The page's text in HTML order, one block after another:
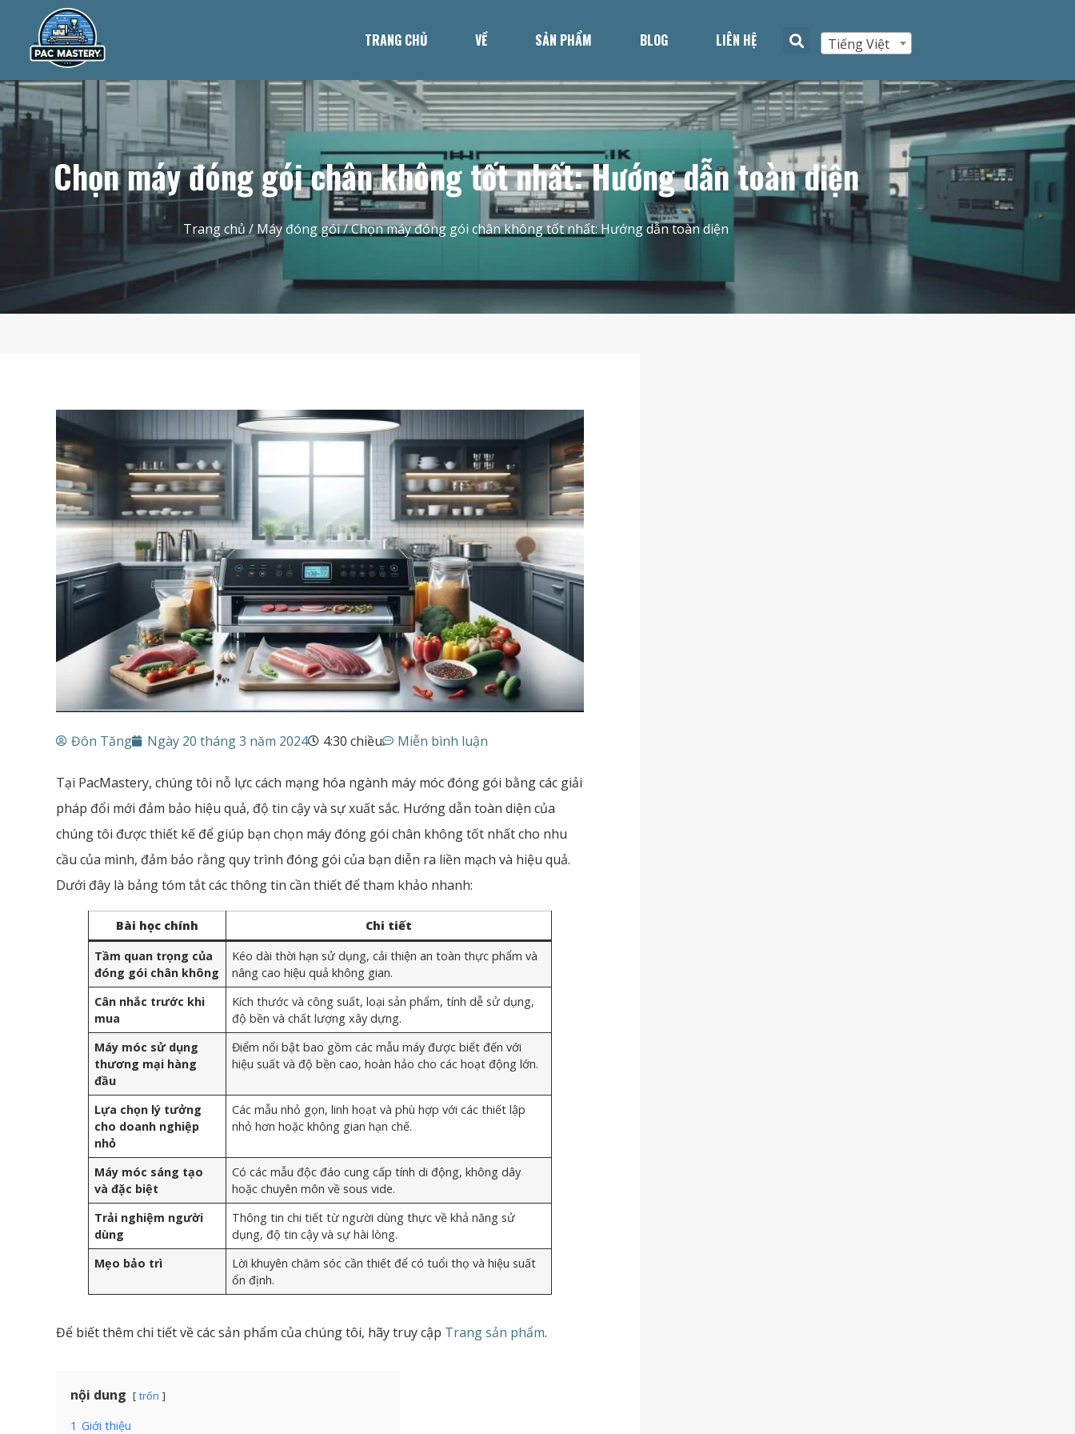
TRANG CHỦ VỀ SẢN PHẨM BLOG LIÊN HỆ Tiếng Việt
Chọn máy đóng gói chân không tốt nhất: Hướng dẫn toàn diện
Trang chủ / Máy đóng gói/ Chọn máy đóng gói chân không tốt nhất: Hướng dẫn toàn diện
Đôn Tăng Ngày 20 tháng 3 năm 2024 4:30 chiều Miễn bình luận
Tại PacMastery, chúng tôi nỗ lực cách mạng hóa ngành máy móc đóng gói bằng các giải
pháp đổi mới đảm bảo hiệu quả, độ tin cậy và sự xuất sắc. Hướng dẫn toàn diện của
chúng tôi được thiết kế để giúp bạn chọn máy đóng gói chân không tốt nhất cho nhu
cầu của mình, đảm bảo rằng quy trình đóng gói của bạn diễn ra liền mạch và hiệu quả.
Dưới đây là bảng tóm tắt các thông tin cần thiết để tham khảo nhanh:
Bài học chính
Chi tiết
Tầm quan trọng của
đóng gói chân không
Kéo dài thời hạn sử dụng, cải thiện an toàn thực phẩm và
nâng cao hiệu quả không gian.
Cân nhắc trước khi
mua
Kích thước và công suất, loại sản phẩm, tính dễ sử dụng,
độ bền và chất lượng xây dựng.
Máy móc sử dụng
thương mại hàng
đầu
Điểm nổi bật bao gồm các mẫu máy được biết đến với
hiệu suất và độ bền cao, hoàn hảo cho các hoạt động lớn.
Lựa chọn lý tưởng
cho doanh nghiệp
nhỏ
Các mẫu nhỏ gọn, linh hoạt và phù hợp với các thiết lập
nhỏ hơn hoặc không gian hạn chế.
Máy móc sáng tạo
và đặc biệt
Có các mẫu độc đáo cung cấp tính di động, không dây
hoặc chuyên môn về sous vide.
Trải nghiệm người
dùng
Thông tin chi tiết từ người dùng thực về khả năng sử
dụng, độ tin cậy và sự hài lòng.
Mẹo bảo trì
Lời khuyên chăm sóc cần thiết để có tuổi thọ và hiệu suất
ổn định.
Để biết thêm chi tiết về các sản phẩm của chúng tôi, hãy truy cập Trang sản phẩm.
nội dung trốn
1 Giới thiệu